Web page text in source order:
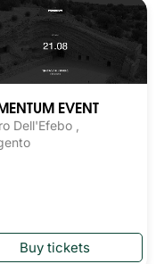
EVENT
Dell'Efebo ,